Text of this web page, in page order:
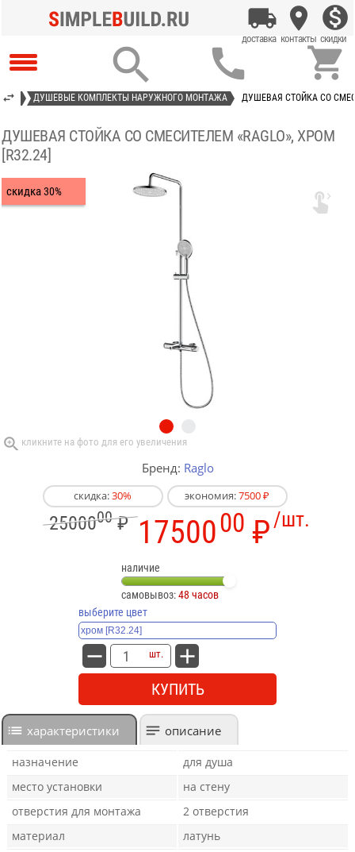
  
ДУШЕВЫЕ КОМПЛЕКТЫ НАРУЖНОГО МОНТАЖА ДУШЕВАЯ СТОЙКА СО
ДУШЕВАЯ СТОЙКА СО СМЕСИТЕЛЕМ «RAGLO», ХРОМ
[R32.24]
скидка30% 
Бренд: Raglo
скидка:30% экономия:7500 ₽
2500000₽ /шт.
1750000 ₽
наличие
самовывоз:48 часов
выберите цвет
шт.
КУПИТЬ
характеристики описание
назначение
для душа
место установки
на стену
отверстия для монтажа
2 отверстия
материал
латунь